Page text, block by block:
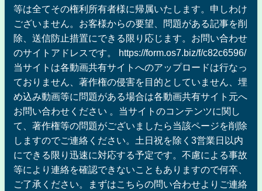
等は全てその権利所有者様に帰属いたします。申しわけ
ございません。お客様からの要望、問題がある記事を削
除、送信防止措置にできる限り応じます。お問い合わせ
のサイトアドレスです。 https://form.os7.biz/f/c82c6596/
当サイトは各動画共有サイトへのアップロードは行なっ
ておりません、著作権の侵害を目的としていません、埋
め込み動画等に問題がある場合は各動画共有サイト元へ
お問い合わせください 。当サイトのコンテンツに関し
て、著作権等の問題がございましたら当該ページを削除
しますのでご連絡ください。土日祝を除く3営業日以内
にできる限り迅速に対応する予定です。不慮による事故
等により連絡を確認できないこともありますので何卒、
ご了承ください。まずはこちらの問い合わせよりご連絡